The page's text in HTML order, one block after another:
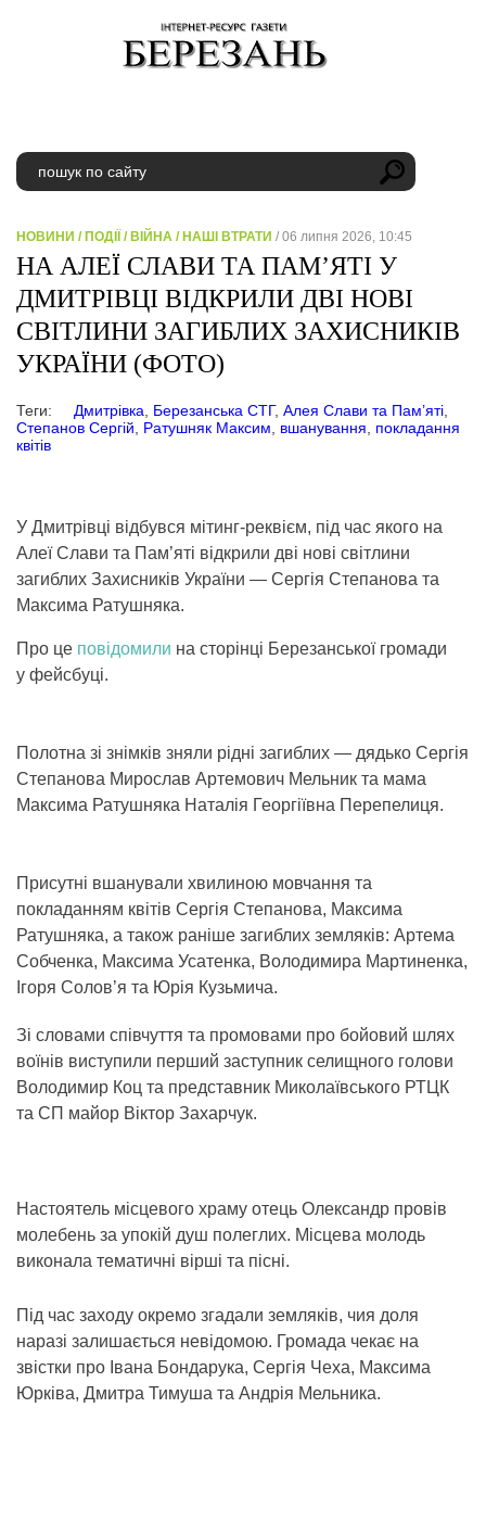
НОВИНИ / ПОДІЇ / ВІЙНА / НАШІ ВТРАТИ / 06 липня 2026, 10:45
НА АЛЕЇ СЛАВИ ТА ПАМ’ЯТІ У
ДМИТРІВЦІ ВІДКРИЛИ ДВІ НОВІ
СВІТЛИНИ ЗАГИБЛИХ ЗАХИСНИКІВ
УКРАЇНИ (ФОТО)
Теги: Дмитрівка Березанська СТГ, Алея Слави та Пам’яті
Степанов Сергій
Ратушняк Максим вшанування
покладання
квітів
У Дмитрівці відбувся мітинг-реквієм, під час якого на
Алеї Слави та Пам’яті відкрили дві нові світлини
загиблих Захисників України — Сергія Степанова та
Максима Ратушняка.
Про це повідомили на сторінці Березанської громади
у фейсбуці.
Полотна зі знімків зняли рідні загиблих — дядько Сергія
Степанова Мирослав Артемович Мельник та мама
Максима Ратушняка Наталія Георгіївна Перепелиця.
Присутні вшанували хвилиною мовчання та
покладанням квітів Сергія Степанова, Максима
Ратушняка, а також раніше загиблих земляків: Артема
Собченка, Максима Усатенка, Володимира Мартиненка,
Ігоря Солов’я та Юрія Кузьмича.
Зі словами співчуття та промовами про бойовий шлях
воїнів виступили перший заступник селищного голови
Володимир Коц та представник Миколаївського РТЦК
та СП майор Віктор Захарчук.
Настоятель місцевого храму отець Олександр провів
молебень за упокій душ полеглих. Місцева молодь
виконала тематичні вірші та пісні.
Під час заходу окремо згадали земляків, чия доля
наразі залишається невідомою. Громада чекає на
звістки про Івана Бондарука, Сергія Чеха, Максима
Юрківа, Дмитра Тимуша та Андрія Мельника.